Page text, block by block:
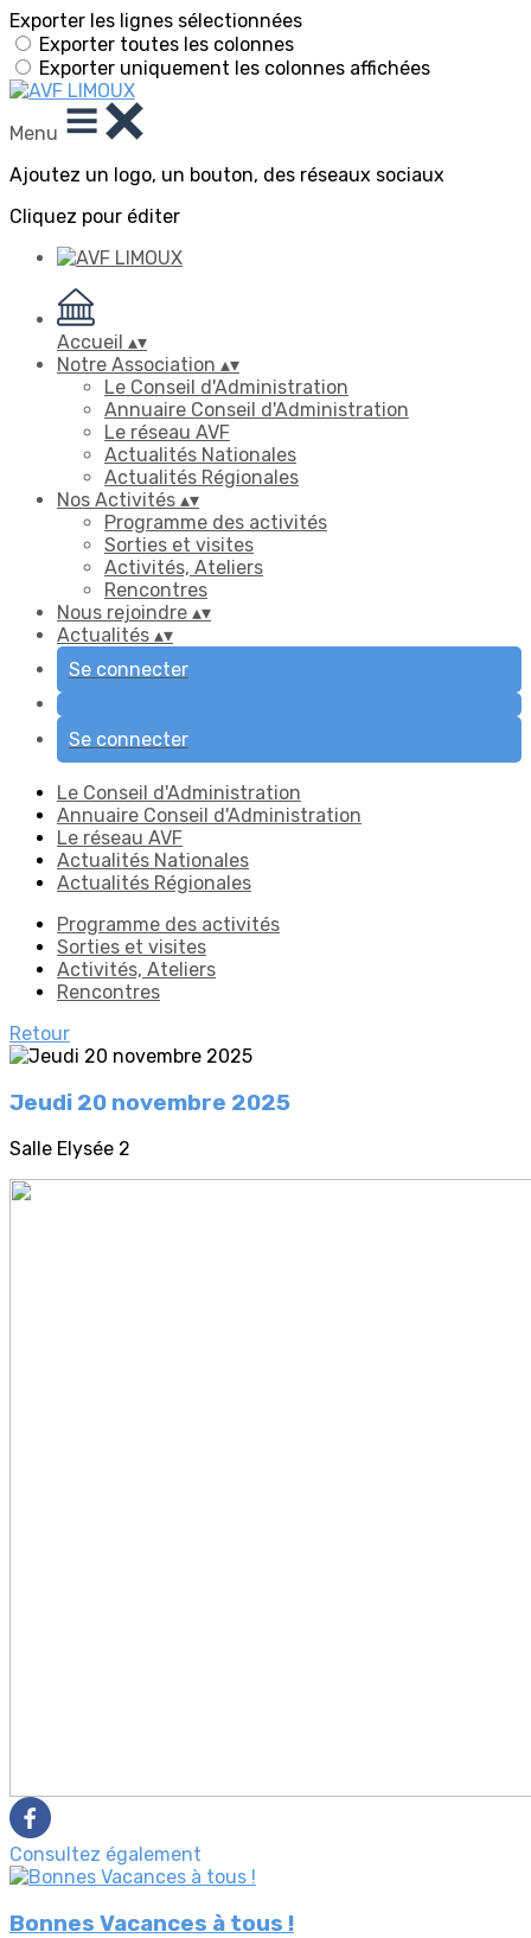
Exporter les lignes sélectionnées
Exporter toutes les colonnes
Exporter uniquement les colonnes affichées
Menu
Ajoutez un logo, un bouton, des réseaux sociaux
Cliquez pour éditer
Accueil ▴▾
Notre Association ▴▾
Le Conseil d'Administration
Annuaire Conseil d'Administration
Le réseau AVF
Actualités Nationales
Actualités Régionales
Nos Activités ▴▾
Programme des activités
Sorties et visites
Activités, Ateliers
Rencontres
Nous rejoindre ▴▾
Actualités ▴▾
Se connecter
Se connecter
Le Conseil d'Administration
Annuaire Conseil d'Administration
Le réseau AVF
Actualités Nationales
Actualités Régionales
Programme des activités
Sorties et visites
Activités, Ateliers
Rencontres
Retour
Jeudi 20 novembre 2025
Salle Elysée 2
Consultez également
Bonnes Vacances à tous !